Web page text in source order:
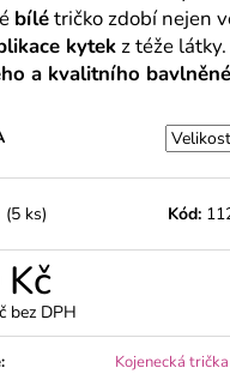
bílétričko zdobí nejen
kytek z téže
a kvalitního
(5 ks) Kód:
bez DPH
:
Kojenecká
KOJENECKÉ BODY
DLOUHÝM RUKÁVEM
195 Kč